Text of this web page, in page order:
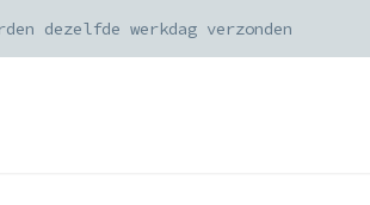
dezelfde werkdag verzonden